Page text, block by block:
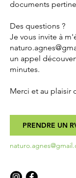
documents
Des questions ?
Je vous invite à
un appel
minutes.
Merci et au plaisir
PRENDRE UN